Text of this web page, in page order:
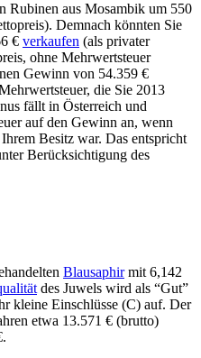
Rubinen aus Mosambik um 550
Demnach könnten Sie
€ verkaufen (als privater
ohne Mehrwertsteuer
Gewinn von 54.359 €
die Sie 2013
fällt in Österreich und
auf den Gewinn an, wenn
Besitz war. Das entspricht
Berücksichtigung des
Blausaphirmit 6,142
des Juwels wird als “Gut”
kleine Einschlüsse (C) auf. Der
etwa 13.571 € (brutto)